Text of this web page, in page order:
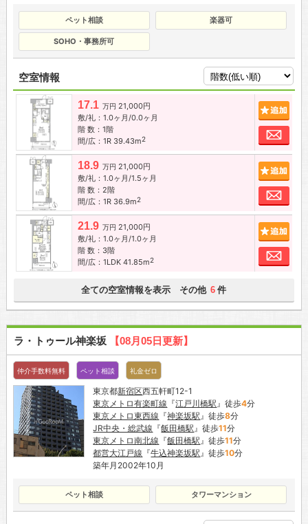
ペット相談 楽器可
SOHO・事務所可
空室情報
17.1 万円 21,000円
敷/礼：1.0ヶ月/0.0ヶ月
階 数：1階
間/広：1R 39.43m2
お
18.9 万円 21,000円
敷/礼：1.0ヶ月/1.5ヶ月
階 数：2階
間/広：1R 36.9m2
お
21.9 万円 21,000円
敷/礼：1.0ヶ月/1.0ヶ月
階 数：3階
間/広：1LDK 41.85m2
お
全ての空室情報を表示 その他 6 件
ラ・トゥール神楽坂 【08月05日更新】
仲介手数料無料 ペット相談 礼金ゼロ
東京都新宿区西五軒町12-1
東京メトロ有楽町線 『江戸川橋駅』徒歩4分
東京メトロ東西線 『神楽坂駅』徒歩8分
JR中央・総武線 『飯田橋駅』徒歩11分
東京メトロ南北線 『飯田橋駅』徒歩11分
都営大江戸線 『牛込神楽坂駅』徒歩10分
築年月2002年10月
ペット相談 タワーマンション